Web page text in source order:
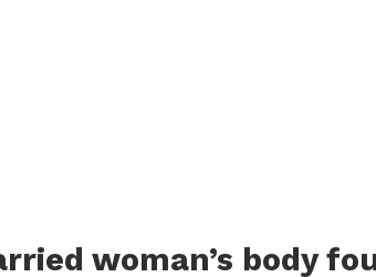
woman’s body